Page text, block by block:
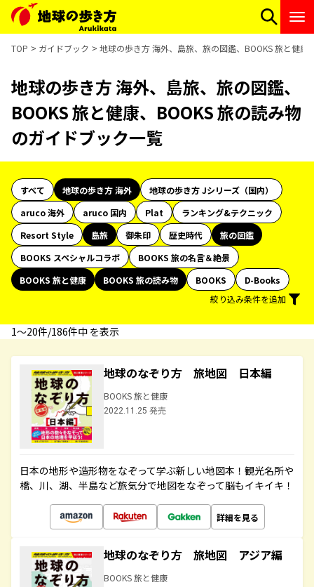
TOP ガイドブック 地球の歩き方 海外、島旅、旅の図鑑、BOOKS 旅と健康
地球の歩き方 海外、島旅、旅の図鑑、
BOOKS 旅と健康、BOOKS 旅の読み物
のガイドブック一覧
すべて 地球の歩き方 海外
地球の歩き方 Jシリーズ（国内）
aruco 海外
aruco 国内 Plat
ランキング&テクニック
Resort Style
島旅 御朱印 歴史時代
旅の図鑑
BOOKS スペシャルコラボ
BOOKS 旅の名言＆絶景
BOOKS 旅と健康
BOOKS 旅の読み物 BOOKS
D-Books
絞り込み条件を追加
1〜20件/186件中 を表示
地球のなぞり方 旅地図 日本編
BOOKS 旅と健康
2022.11.25 発売
日本の地形や造形物をなぞって学ぶ新しい地図本！観光名所や
橋、川、湖、半島など旅気分で地図をなぞって脳もイキイキ！
詳細を見る
地球のなぞり方 旅地図 アジア編
BOOKS 旅と健康